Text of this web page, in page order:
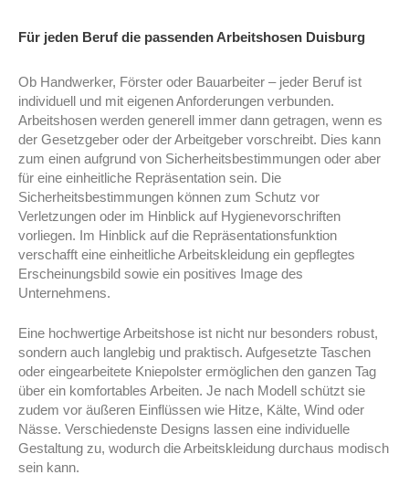
Für jeden Beruf die passenden Arbeitshosen Duisburg
Ob Handwerker, Förster oder Bauarbeiter – jeder Beruf ist
individuell und mit eigenen Anforderungen verbunden.
Arbeitshosen werden generell immer dann getragen, wenn es
der Gesetzgeber oder der Arbeitgeber vorschreibt. Dies kann
zum einen aufgrund von Sicherheitsbestimmungen oder aber
für eine einheitliche Repräsentation sein. Die
Sicherheitsbestimmungen können zum Schutz vor
Verletzungen oder im Hinblick auf Hygienevorschriften
vorliegen. Im Hinblick auf die Repräsentationsfunktion
verschafft eine einheitliche Arbeitskleidung ein gepflegtes
Erscheinungsbild sowie ein positives Image des
Unternehmens.
Eine hochwertige Arbeitshose ist nicht nur besonders robust,
sondern auch langlebig und praktisch. Aufgesetzte Taschen
oder eingearbeitete Kniepolster ermöglichen den ganzen Tag
über ein komfortables Arbeiten. Je nach Modell schützt sie
zudem vor äußeren Einflüssen wie Hitze, Kälte, Wind oder
Nässe. Verschiedenste Designs lassen eine individuelle
Gestaltung zu, wodurch die Arbeitskleidung durchaus modisch
sein kann.